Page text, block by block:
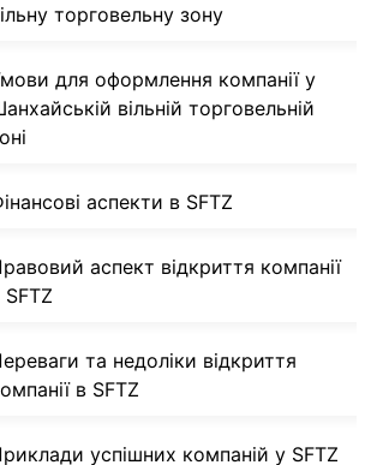
торговельну зону
для оформлення компанії у
вільній торговельній
аспекти в SFTZ
аспект відкриття компанії
SFTZ
та недоліки відкриття
в SFTZ
успішних компаній у SFTZ